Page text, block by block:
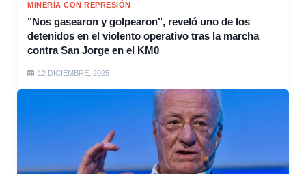
MINERÍA CON REPRESIÓN
"Nos gasearon y golpearon", reveló uno de los
detenidos en el violento operativo tras la marcha
contra San Jorge en el KM0
12 DICIEMBRE, 2025